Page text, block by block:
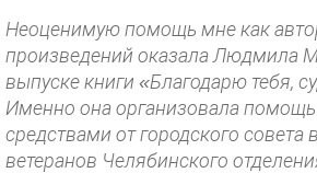
Неоценимую помощь мне как
произведений оказала Людмила
выпуске книги «Благодарю тебя,
Именно она организовала
средствами от городского совета
ветеранов Челябинского